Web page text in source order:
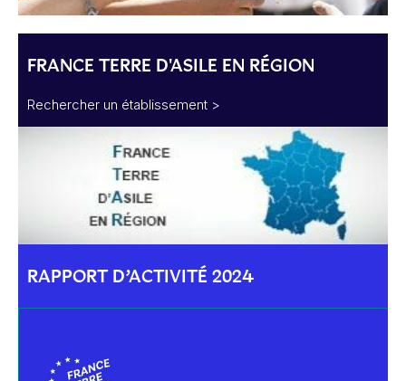
FRANCE TERRE D'ASILE EN RÉGION
Rechercher un établissement >
RAPPORT D’ACTIVITÉ 2024